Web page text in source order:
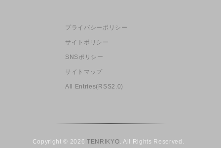
プライバシーポリシー
サイトポリシー
SNSポリシー
サイトマップ
All Entries(RSS2.0)
Copyright © 2026TENRIKYO . All Rights Reserved.